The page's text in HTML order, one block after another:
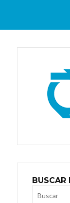
BUSCAR